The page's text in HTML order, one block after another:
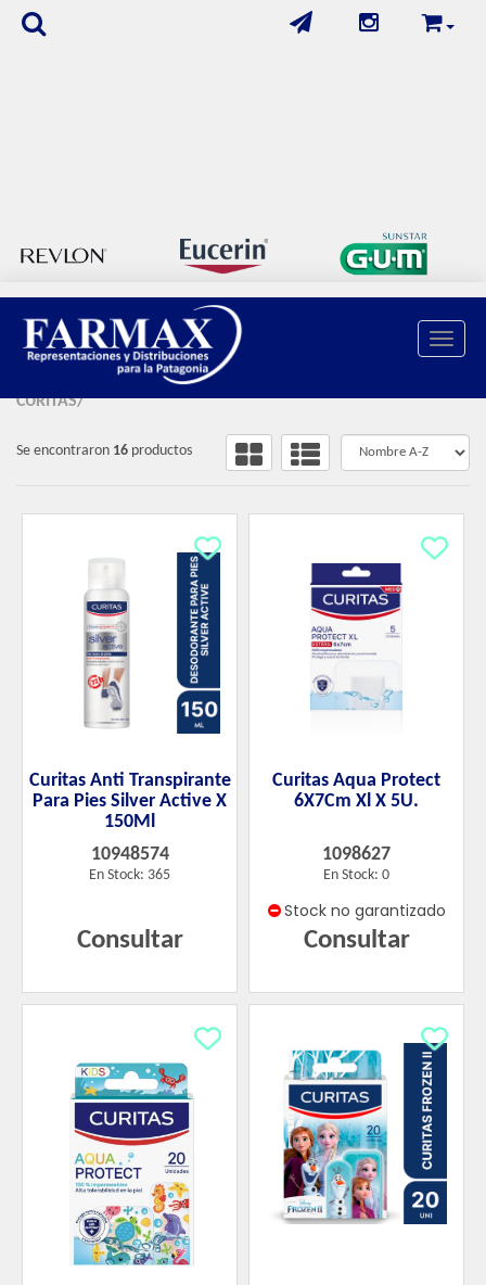
Toggle
FILTROS
CURITAS/
Se encontraron 16 productos
Curitas Anti Transpirante
Para Pies Silver Active X
150Ml
10948574
En Stock: 365
Consultar
Curitas Aqua Protect
6X7Cm Xl X 5U.
1098627
En Stock: 0
Stock no garantizado
Consultar